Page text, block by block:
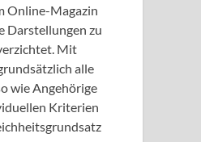
Online-Magazin
Darstellungen zu
Mit
alle
wie Angehörige
Kriterien